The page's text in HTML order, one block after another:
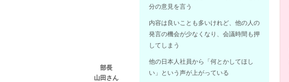
部長
山田さん
分の意見を言う
内容は良いことも多いけれど、他の人の
発言の機会が少なくなり、会議時間も押
してしまう
他の日本人社員から「何とかしてほし
い」という声が上がっている